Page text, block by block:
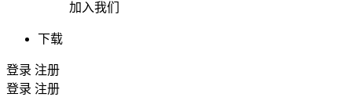
加入我们
下载
登录 注册
登录 注册